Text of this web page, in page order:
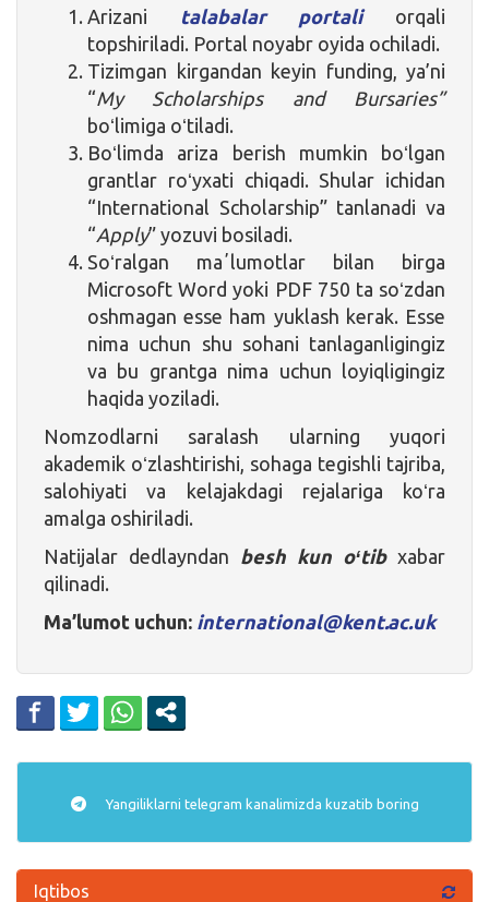
Arizani talabalar portaliorqali
topshiriladi. Portal noyabr oyida ochiladi.
Tizimgan kirgandan keyin funding, ya’ni
“My Scholarships and Bursaries”
boʻlimiga oʻtiladi.
Boʻlimda ariza berish mumkin boʻlgan
grantlar roʻyxati chiqadi. Shular ichidan
“International Scholarship” tanlanadi va
“Apply” yozuvi bosiladi.
Soʻralgan maʼlumotlar bilan birga
Microsoft Word yoki PDF 750 ta soʻzdan
oshmagan esse ham yuklash kerak. Esse
nima uchun shu sohani tanlaganligingiz
va bu grantga nima uchun loyiqligingiz
haqida yoziladi.
Nomzodlarni saralash ularning yuqori
akademik oʻzlashtirishi, sohaga tegishli tajriba,
salohiyati va kelajakdagi rejalariga koʻra
amalga oshiriladi.
Natijalar dedlayndan besh kun oʻtibxabar
qilinadi.
Ma’lumot uchun: international@kent.ac.uk
Yangiliklarni telegram kanalimizda kuzatib boring
Iqtibos